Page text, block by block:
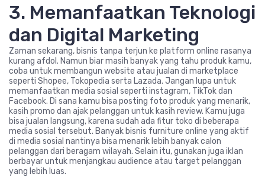
3. Memanfaatkan Teknologi
dan Digital Marketing
Zaman sekarang, bisnis tanpa terjun ke platform online rasanya
kurang afdol. Namun biar masih banyak yang tahu produk kamu,
coba untuk membangun website atau jualan di marketplace
seperti Shopee, Tokopedia serta Lazada. Jangan lupa untuk
memanfaatkan media sosial seperti instagram, TikTok dan
Facebook. Di sana kamu bisa posting foto produk yang menarik,
kasih promo dan ajak pelanggan untuk kasih review. Kamu juga
bisa jualan langsung, karena sudah ada fitur toko di beberapa
media sosial tersebut. Banyak bisnis furniture online yang aktif
di media sosial nantinya bisa menarik lebih banyak calon
pelanggan dari beragam wilayah. Selain itu, gunakan juga iklan
berbayar untuk menjangkau audience atau target pelanggan
yang lebih luas.